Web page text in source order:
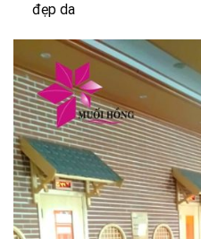
đẹp da